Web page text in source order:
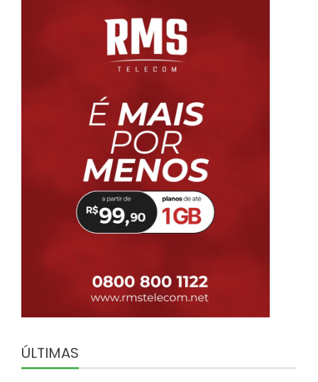
ÚLTIMAS